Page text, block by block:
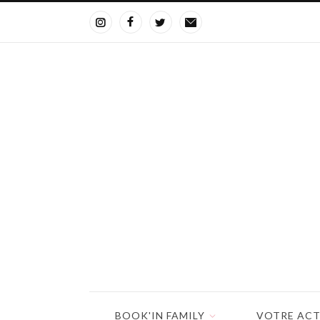
BOOK'IN FAMILY VOTRE